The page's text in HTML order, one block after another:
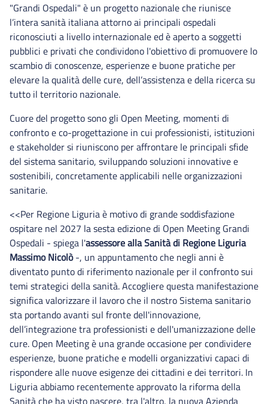
"Grandi Ospedali" è un progetto nazionale che riunisce
l’intera sanità italiana attorno ai principali ospedali
riconosciuti a livello internazionale ed è aperto a soggetti
pubblici e privati che condividono l'obiettivo di promuovere lo
scambio di conoscenze, esperienze e buone pratiche per
elevare la qualità delle cure, dell’assistenza e della ricerca su
tutto il territorio nazionale.
Cuore del progetto sono gli Open Meeting, momenti di
confronto e co-progettazione in cui professionisti, istituzioni
e stakeholder si riuniscono per affrontare le principali sfide
del sistema sanitario, sviluppando soluzioni innovative e
sostenibili, concretamente applicabili nelle organizzazioni
sanitarie.
<<Per Regione Liguria è motivo di grande soddisfazione
ospitare nel 2027 la sesta edizione di Open Meeting Grandi
Ospedali - spiega l'assessore alla Sanità di Regione Liguria
Massimo Nicolò-, un appuntamento che negli anni è
diventato punto di riferimento nazionale per il confronto sui
temi strategici della sanità. Accogliere questa manifestazione
significa valorizzare il lavoro che il nostro Sistema sanitario
sta portando avanti sul fronte dell'innovazione,
dell’integrazione tra professionisti e dell'umanizzazione delle
cure. Open Meeting è una grande occasione per condividere
esperienze, buone pratiche e modelli organizzativi capaci di
rispondere alle nuove esigenze dei cittadini e dei territori. In
Liguria abbiamo recentemente approvato la riforma della
Sanità che ha visto nascere, tra l'altro, la nuova Azienda